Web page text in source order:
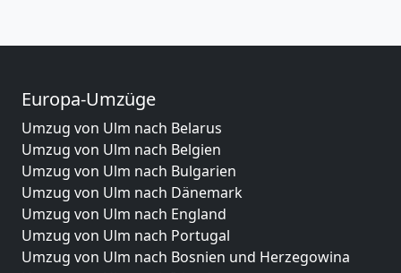
Europa-Umzüge
Umzug von Ulm nach Belarus
Umzug von Ulm nach Belgien
Umzug von Ulm nach Bulgarien
Umzug von Ulm nach Dänemark
Umzug von Ulm nach England
Umzug von Ulm nach Portugal
Umzug von Ulm nach Bosnien und Herzegowina